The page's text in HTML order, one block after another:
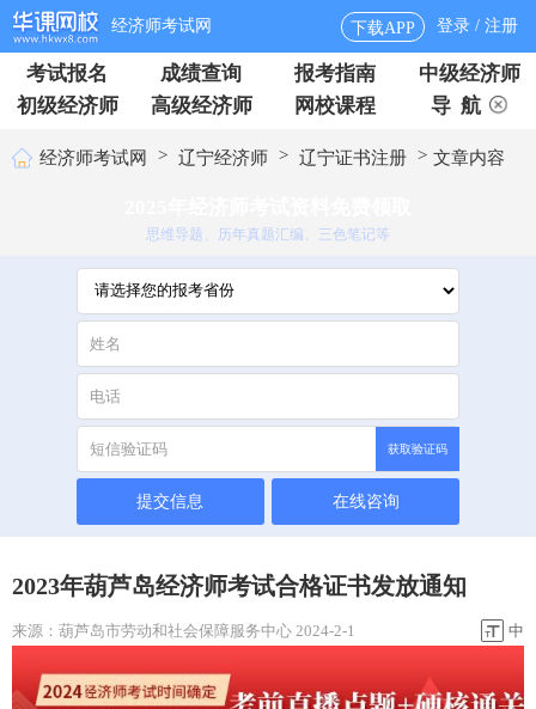
经济师考试网 下载APP 登录 / 注册
考试报名 成绩查询 报考指南
中级经济师
初级经济师
高级经济师 网校课程 导 航
经济师考试网 > 辽宁经济师 > 辽宁证书注册 > 文章内容
思维导题、历年真题汇编、三色笔记等
获取验证码
提交信息 在线咨询
2023年葫芦岛经济师考试合格证书发放通知
来源： 葫芦岛市劳动和社会保障服务中心 2024-2-1 中